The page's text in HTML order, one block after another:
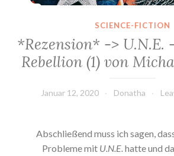
SCIENCE-FICTION
*Rezension* -> U.N.E.
Rebellion (1) von
Januar 12, 2020 Donatha
Abschließend muss ich sagen,
Probleme mit U.N.E. hatte und